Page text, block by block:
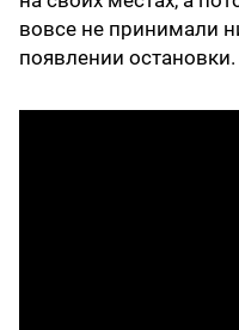
вовсе не принимали
появлении остановки.